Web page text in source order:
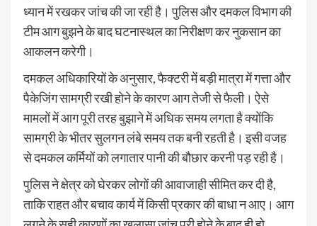
ध्यान में रखकर जांच की जा रही है। पुलिस और दमकल विभाग की
टीम आग बुझने के बाद घटनास्थल का निरीक्षण कर नुकसान का
आकलन करेगी।
दमकल अधिकारियों के अनुसार, फैक्टरी में बड़ी मात्रा में गत्ता और
पैकेजिंग सामग्री रखी होने के कारण आग तेजी से फैली। ऐसे
मामलों में आग पूरी तरह बुझाने में अधिक समय लगता है क्योंकि
सामग्री के भीतर सुलगन लंबे समय तक बनी रहती है। इसी वजह
से दमकल कर्मियों को लगातार पानी की बौछार करनी पड़ रही है।
पुलिस ने क्षेत्र को घेरकर लोगों की आवाजाही सीमित कर दी है,
ताकि राहत और बचाव कार्य में किसी प्रकार की बाधा न आए। आग